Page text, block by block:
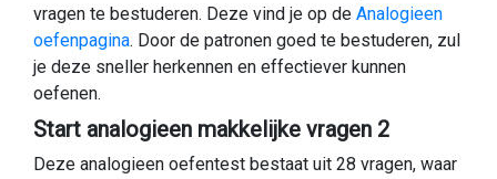
vragen te bestuderen. Deze vind je op de Analogieen
oefenpagina. Door de patronen goed te bestuderen, zul
je deze sneller herkennen en effectiever kunnen
oefenen.
Start analogieen makkelijke vragen 2
Deze analogieen oefentest bestaat uit 28 vragen, waar